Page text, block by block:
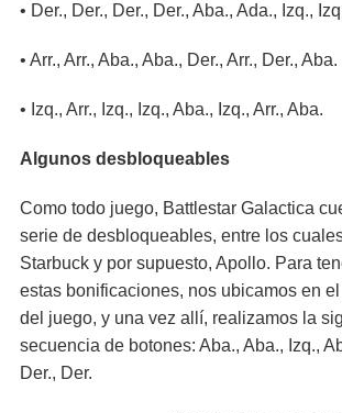
• Der., Der., Der., Der., Aba., Ada., Izq.,
• Arr., Arr., Aba., Aba., Der., Arr., Der., Aba.
• Izq., Arr., Izq., Izq., Aba., Izq., Arr., Aba.
Algunos desbloqueables
Como todo juego, Battlestar Galactica
serie de desbloqueables, entre los
Starbuck y por supuesto, Apollo. Para
estas bonificaciones, nos ubicamos en
del juego, y una vez allí, realizamos la
secuencia de botones: Aba., Aba., Izq.,
Der., Der.